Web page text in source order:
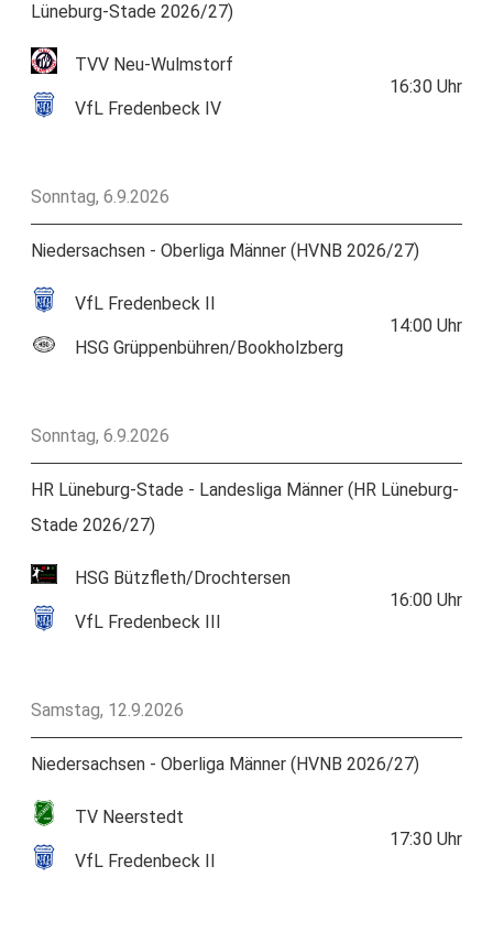
Lüneburg-Stade 2026/27)
TVV Neu-Wulmstorf
VfL Fredenbeck IV
16:30 Uhr
Sonntag, 6.9.2026
Niedersachsen - Oberliga Männer (HVNB 2026/27)
VfL Fredenbeck II
HSG Grüppenbühren/Bookholzberg
14:00 Uhr
Sonntag, 6.9.2026
HR Lüneburg-Stade - Landesliga Männer (HR Lüneburg-
Stade 2026/27)
HSG Bützfleth/Drochtersen
VfL Fredenbeck III
16:00 Uhr
Samstag, 12.9.2026
Niedersachsen - Oberliga Männer (HVNB 2026/27)
TV Neerstedt
VfL Fredenbeck II
17:30 Uhr